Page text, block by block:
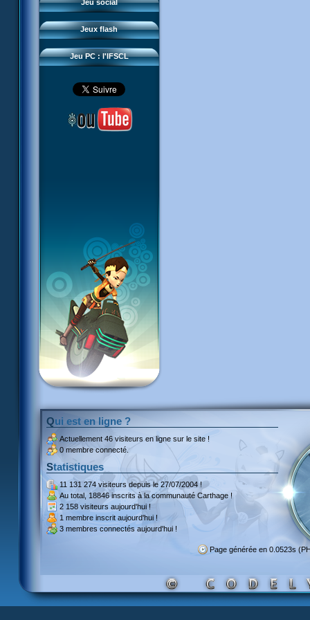
Jeu social
Jeux flash
Sector 2 Escape
Jeu PC : l'IFSCL
Téléchargements
Réseau IFSCL
Qui est en ligne ?
Actuellement 46 visiteurs en ligne sur le site !
0 membre connecté.
Statistiques
11 131 274 visiteursdepuis le 27/07/2004 !
Au total, 18846 inscritsà la communauté Carthage !
2 158 visiteurs aujourd'hui !
1 membre inscrit aujourd'hui !
3 membres connectés aujourd'hui !
Page générée en 0.0523s